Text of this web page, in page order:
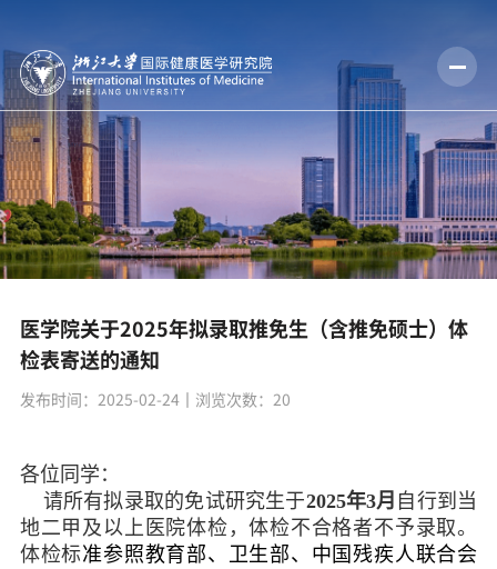
医学院关于2025年拟录取推免生（含推免硕士）体
检表寄送的通知
发布时间：2025-02-24丨浏览次数： 20
各位同学：
请所有拟录取的免试研究生于2025年3月 自行到当
地二甲及以上医院体检，体检不合格者不予录取。
体检标准参照教育部、卫生部、中国残疾人联合会